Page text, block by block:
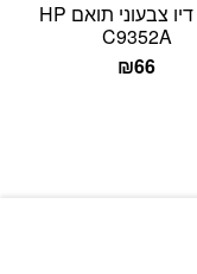
ראש דיו צבעוני תואם HP
C9352A
₪66